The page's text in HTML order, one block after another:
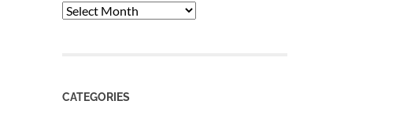
Archives
CATEGORIES